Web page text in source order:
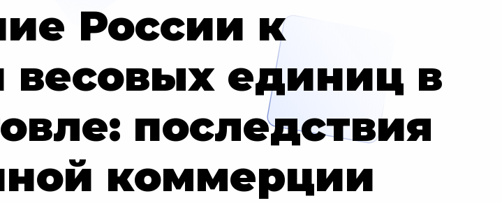
России к
весовых единиц в
последствия
коммерции